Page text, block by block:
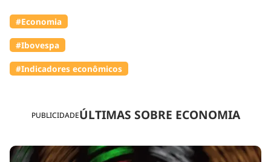
PUBLICIDADEÚLTIMAS SOBRE ECONOMIA
#Economia
#Ibovespa
#Indicadores econômicos